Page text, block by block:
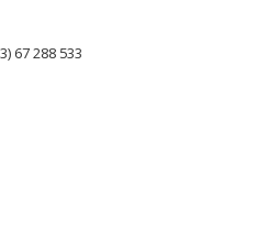
67 288 533